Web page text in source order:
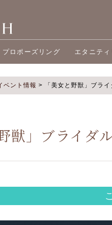
プロポーズリング エタニテ
ベント情報 > 「美女と野獣」ブラ
獣」ブライダ